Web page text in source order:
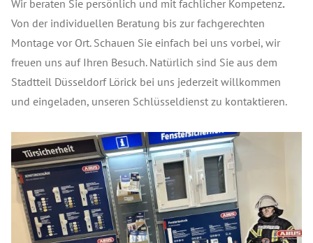
Wir beraten Sie persönlich und mit fachlicher Kompetenz.
Von der individuellen Beratung bis zur fachgerechten
Montage vor Ort. Schauen Sie einfach bei uns vorbei, wir
freuen uns auf Ihren Besuch. Natürlich sind Sie aus dem
Stadtteil Düsseldorf Lörick bei uns jederzeit willkommen
und eingeladen, unseren Schlüsseldienst zu kontaktieren.